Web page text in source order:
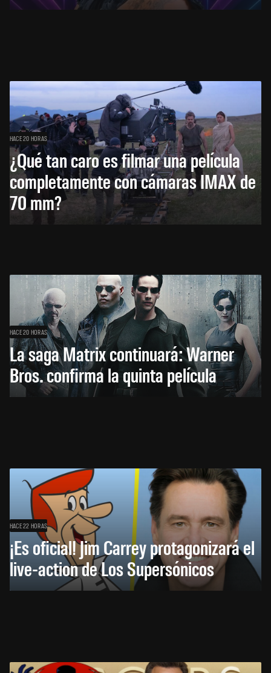
HACE 20 HORAS
¿Qué tan caro es filmar una película
completamente con cámaras IMAX de
70 mm?
HACE 20 HORAS
La saga Matrix continuará: Warner
Bros. confirma la quinta película
HACE 22 HORAS
¡Es oficial! Jim Carrey protagonizará el
live-action de Los Supersónicos